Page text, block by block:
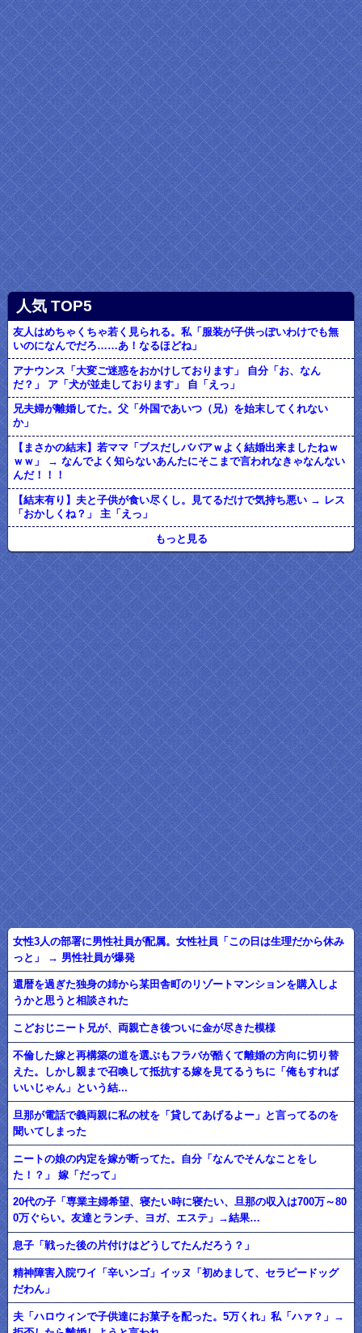
人気 TOP5
友人はめちゃくちゃ若く見られる。私「服装が子供っぽいわけでも無
いのになんでだろ……あ！なるほどね」
アナウンス「大変ご迷惑をおかけしております」 自分「お、なん
だ？」 ア「犬が並走しております」 自「えっ」
兄夫婦が離婚してた。父「外国であいつ（兄）を始末してくれない
か」
【まさかの結末】若ママ「ブスだしババアｗよく結婚出来ましたねｗ
ｗｗ」 → なんでよく知らないあんたにそこまで言われなきゃなんない
んだ！！！
【結末有り】夫と子供が食い尽くし。見てるだけで気持ち悪い → レス
「おかしくね？」 主「えっ」
もっと見る
女性3人の部署に男性社員が配属。女性社員「この日は生理だから休み
っと」 → 男性社員が爆発
還暦を過ぎた独身の姉から某田舎町のリゾートマンションを購入しよ
うかと思うと相談された
こどおじニート兄が、両親亡き後ついに金が尽きた模様
不倫した嫁と再構築の道を選ぶもフラバが酷くて離婚の方向に切り替
えた。しかし親まで召喚して抵抗する嫁を見てるうちに「俺もすれば
いいじゃん」という結...
旦那が電話で義両親に私の杖を「貸してあげるよー」と言ってるのを
聞いてしまった
ニートの娘の内定を嫁が断ってた。自分「なんでそんなことをし
た！？」 嫁「だって」
20代の子「専業主婦希望、寝たい時に寝たい、旦那の収入は700万～80
0万ぐらい。友達とランチ、ヨガ、エステ」→結果…
息子「戦った後の片付けはどうしてたんだろう？」
精神障害入院ワイ「辛いンゴ」イッヌ「初めまして、セラピードッグ
だわん」
夫「ハロウィンで子供達にお菓子を配った。5万くれ」私「ハァ？」→